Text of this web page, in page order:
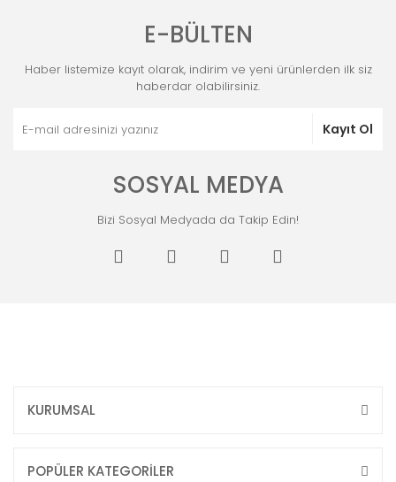
E-BÜLTEN
Haber listemize kayıt olarak, indirim ve yeni ürünlerden ilk siz
haberdar olabilirsiniz.
Kayıt Ol
SOSYAL MEDYA
Bizi Sosyal Medyada da Takip Edin!
KURUMSAL
POPÜLER KATEGORİLER